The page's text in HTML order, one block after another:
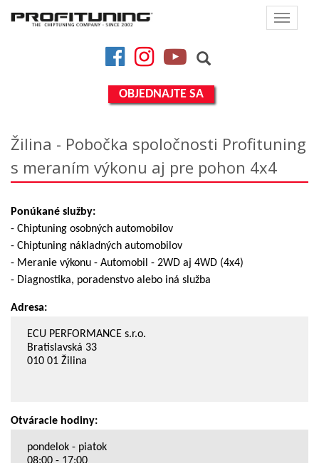
Toggle
FacebookInstagramYouTube
OBJEDNAJTE SA
Žilina - Pobočka spoločnosti Profituning
s meraním výkonu aj pre pohon 4x4
Ponúkané služby:
- Chiptuning osobných automobilov
- Chiptuning nákladných automobilov
- Meranie výkonu - Automobil - 2WD aj 4WD (4x4)
- Diagnostika, poradenstvo alebo iná služba
Adresa:
ECU PERFORMANCE s.r.o.
Bratislavská 33
010 01 Žilina
Otváracie hodiny:
pondelok - piatok